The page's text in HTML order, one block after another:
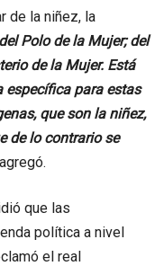
de la niñez, la
Polo de la Mujer; del
de la Mujer. Está
para estas
que son la niñez,
de lo contrario se
que las
política a nivel
el real